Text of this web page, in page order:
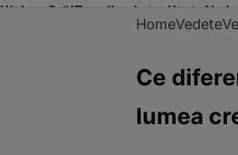
Ultima Oră!Trending Actualitate
Vedete internaționaleVedete
HomeVedete
Ce
lumea